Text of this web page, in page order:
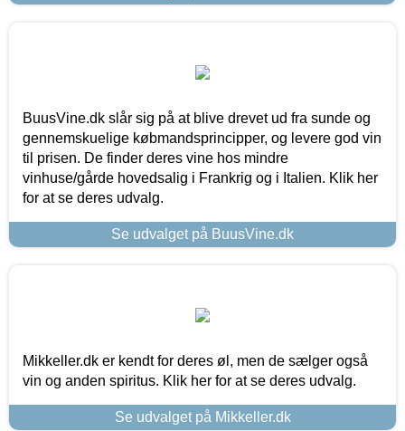
BuusVine.dk slår sig på at blive drevet ud fra sunde og
gennemskuelige købmandsprincipper, og levere god vin
til prisen. De finder deres vine hos mindre
vinhuse/gårde hovedsalig i Frankrig og i Italien. Klik her
for at se deres udvalg.
Se udvalget på BuusVine.dk
Mikkeller.dk er kendt for deres øl, men de sælger også
vin og anden spiritus. Klik her for at se deres udvalg.
Se udvalget på Mikkeller.dk